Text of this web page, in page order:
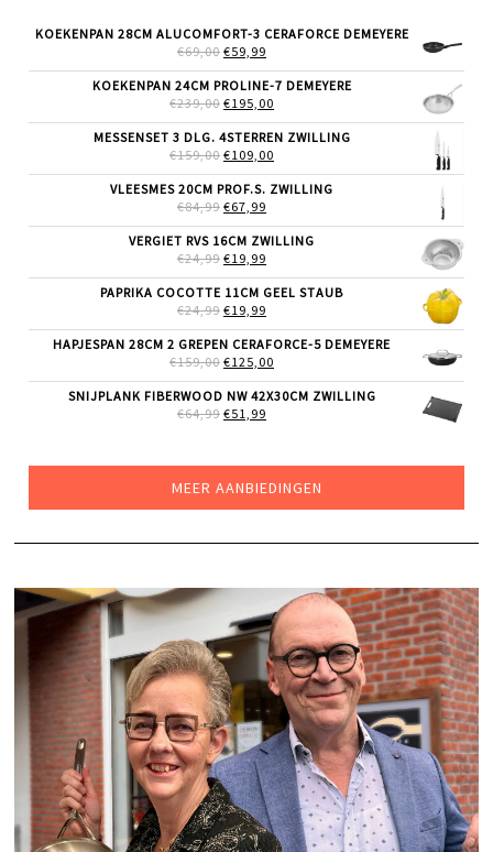
KOEKENPAN 28CM ALUCOMFORT-3 CERAFORCE DEMEYERE
€69,00 OORSPRONKELIJKE
WAS:
€69,00.
€59,99
IS:
€59,99.
KOEKENPAN 24CM PROLINE-7 DEMEYERE
€239,00 OORSPRONKELIJKE
WAS:
€239,00.
€195,00
IS:
MESSENSET 3 DLG. 4STERREN ZWILLING
€159,00 OORSPRONKELIJKE
WAS:
€159,00.
€109,00
IS:
VLEESMES 20CM PROF.S. ZWILLING
€84,99 OORSPRONKELIJKE
WAS:
€84,99.
€67,99
IS:
VERGIET RVS 16CM ZWILLING
€24,99 OORSPRONKELIJKE
WAS:
€24,99.
€19,99
IS:
PAPRIKA COCOTTE 11CM GEEL STAUB
€24,99 OORSPRONKELIJKE
WAS:
€24,99.
€19,99
IS:
€19,99.
HAPJESPAN 28CM 2 GREPEN CERAFORCE-5 DEMEYERE
€159,00 OORSPRONKELIJKE
WAS:
€159,00.
€125,00
IS:
SNIJPLANK FIBERWOOD NW 42X30CM ZWILLING
€64,99 OORSPRONKELIJKE
€51,99
MEER AANBIEDINGEN